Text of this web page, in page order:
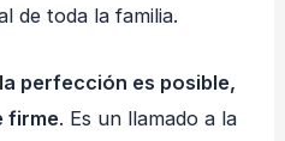
de toda la familia.
la perfección es posible,
firme. Es un llamado a la